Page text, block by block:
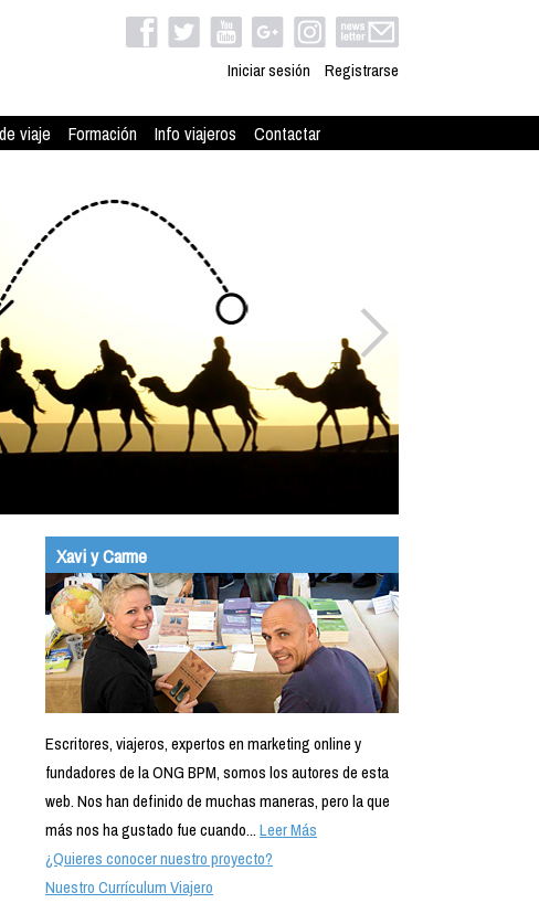
Iniciar sesión Registrarse
viaje Formación Info viajeros Contactar
Xavi y Carme
Escritores, viajeros, expertos en marketing online y
fundadores de la ONG BPM, somos los autores de esta
web. Nos han definido de muchas maneras, pero la que
más nos ha gustado fue cuando...Leer Más
¿Quieres conocer nuestro proyecto?
Nuestro Currículum Viajero